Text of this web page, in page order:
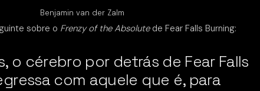
Benjamin van der Zalm
sobre o Frenzy of the Absolutede Fear Falls Burning:
o cérebro por detrás de Fear Falls
com aquele que é, para